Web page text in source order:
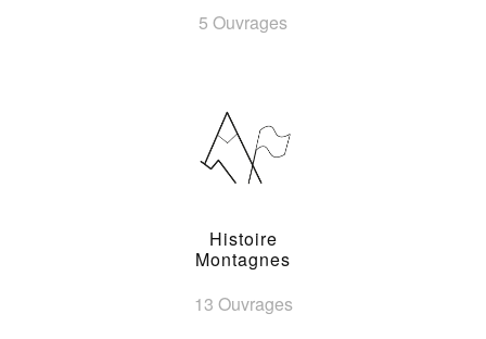
5 Ouvrages
Histoire
Montagnes
13 Ouvrages